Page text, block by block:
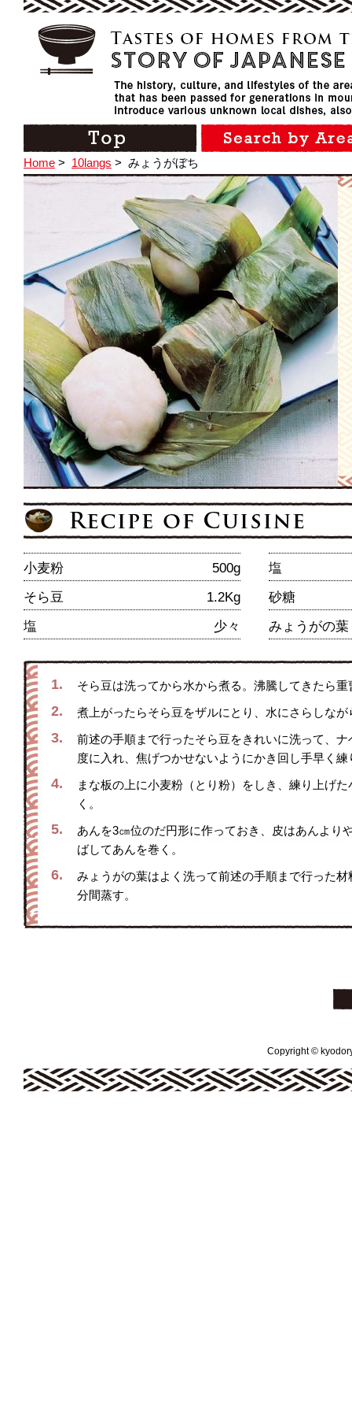
Home > 10langs > みょうがぼち
小麦粉 500g
塩
そら豆
1.2Kg
砂糖
塩
少々 みょうがの葉
1. そら豆は洗ってから水から煮る。沸騰してきたら重
2. 煮上がったらそら豆をザルにとり、水にさらしなが
3.
前述の手順まで行ったそら豆をきれいに洗って、
度に入れ、焦げつかせないようにかき回し手早く
4.
まな板の上に小麦粉（とり粉）をしき、練り上げ
く。
5.
あんを3㎝位のだ円形に作っておき、皮はあんより
ばしてあんを巻く。
6.
みょうがの葉はよく洗って前述の手順まで行った
分間蒸す。
Copyright ©